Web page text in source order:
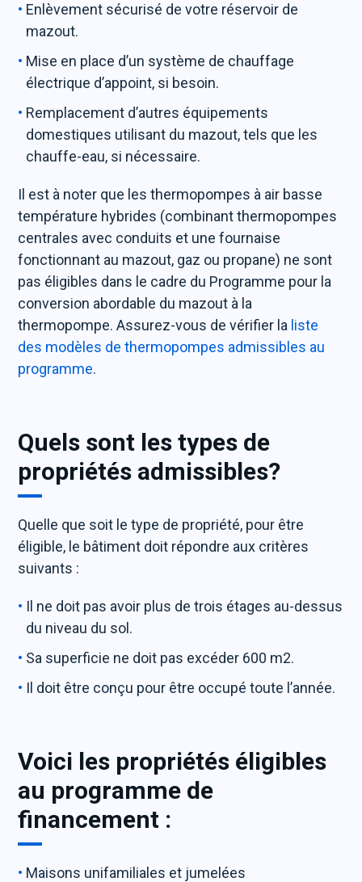
Enlèvement sécurisé de votre réservoir de
mazout.
Mise en place d’un système de chauffage
électrique d’appoint, si besoin.
Remplacement d’autres équipements
domestiques utilisant du mazout, tels que les
chauffe-eau, si nécessaire.
Il est à noter que les thermopompes à air basse
température hybrides (combinant thermopompes
centrales avec conduits et une fournaise
fonctionnant au mazout, gaz ou propane) ne sont
pas éligibles dans le cadre du Programme pour la
conversion abordable du mazout à la
thermopompe. Assurez-vous de vérifier la liste
des modèles de thermopompes admissibles au
programme.
Quels sont les types de
propriétés admissibles?
Quelle que soit le type de propriété, pour être
éligible, le bâtiment doit répondre aux critères
suivants :
Il ne doit pas avoir plus de trois étages au-dessus
du niveau du sol.
Sa superficie ne doit pas excéder 600 m2.
Il doit être conçu pour être occupé toute l’année.
Voici les propriétés éligibles
au programme de
financement :
Maisons unifamiliales et jumelées